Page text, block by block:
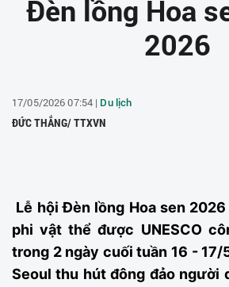
Đèn lồng Hoa
2026
17/05/2026 07:54 | Du lịch
ĐỨC THẮNG/ TTXVN
Lễ hội Đèn lồng Hoa sen
phi vật thể được UNESCO
trong 2 ngày cuối tuần 16 -
Seoul thu hút đông đảo người